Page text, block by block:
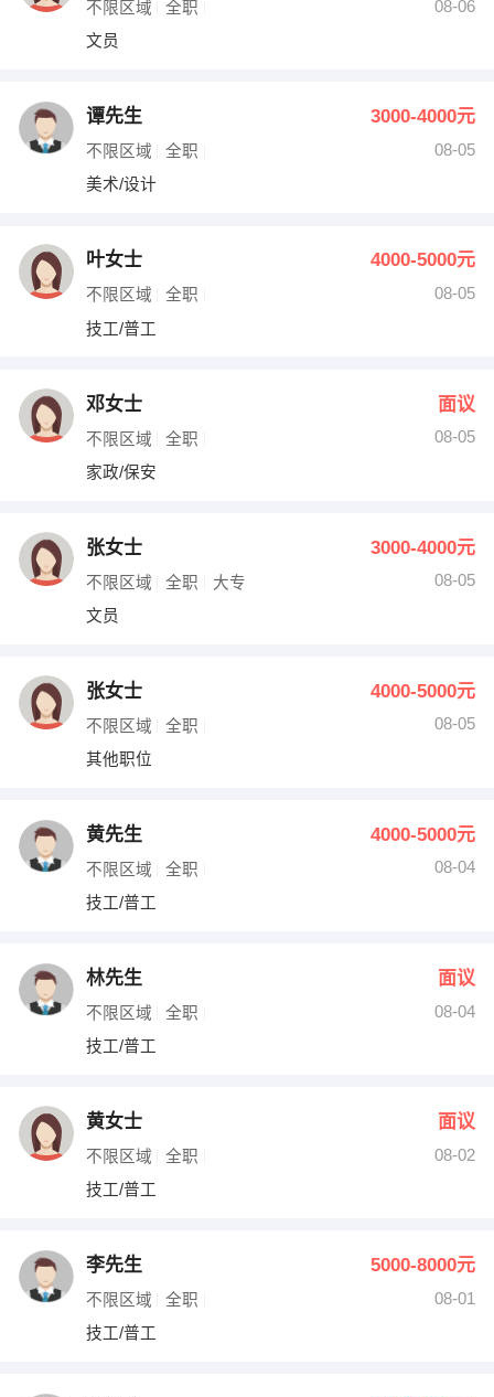
不限区域 全职
08-06
文员
谭先生 3000-4000元
不限区域 全职
08-05
美术/设计
叶女士 4000-5000元
不限区域 全职
08-05
技工/普工
邓女士 面议
不限区域 全职
08-05
家政/保安
张女士 3000-4000元
不限区域 全职 大专
08-05
文员
张女士 4000-5000元
不限区域 全职
08-05
其他职位
黄先生 4000-5000元
不限区域 全职
08-04
技工/普工
林先生 面议
不限区域 全职
08-04
技工/普工
黄女士 面议
不限区域 全职
08-02
技工/普工
李先生 5000-8000元
不限区域 全职
08-01
技工/普工